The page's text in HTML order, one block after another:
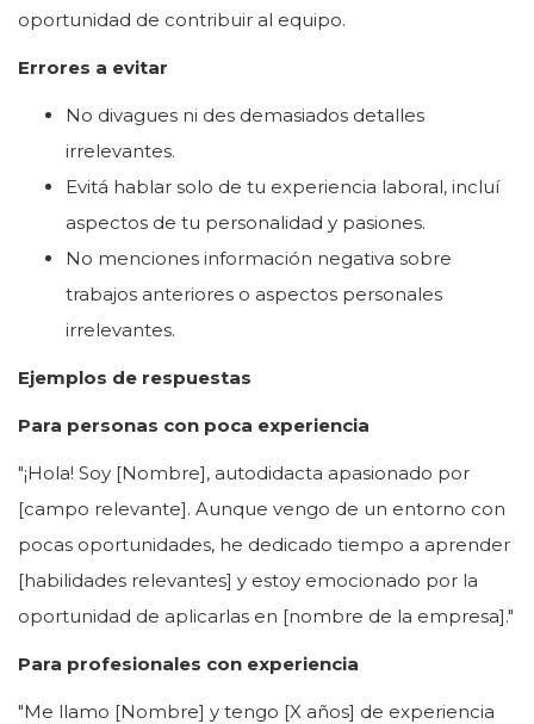
oportunidad de contribuir al equipo.
Errores a evitar
No divagues ni des demasiados detalles
irrelevantes.
Evitá hablar solo de tu experiencia laboral, incluí
aspectos de tu personalidad y pasiones.
No menciones información negativa sobre
trabajos anteriores o aspectos personales
irrelevantes.
Ejemplos de respuestas
Para personas con poca experiencia
"¡Hola! Soy [Nombre], autodidacta apasionado por
[campo relevante]. Aunque vengo de un entorno con
pocas oportunidades, he dedicado tiempo a aprender
[habilidades relevantes] y estoy emocionado por la
oportunidad de aplicarlas en [nombre de la empresa]."
Para profesionales con experiencia
"Me llamo [Nombre] y tengo [X años] de experiencia